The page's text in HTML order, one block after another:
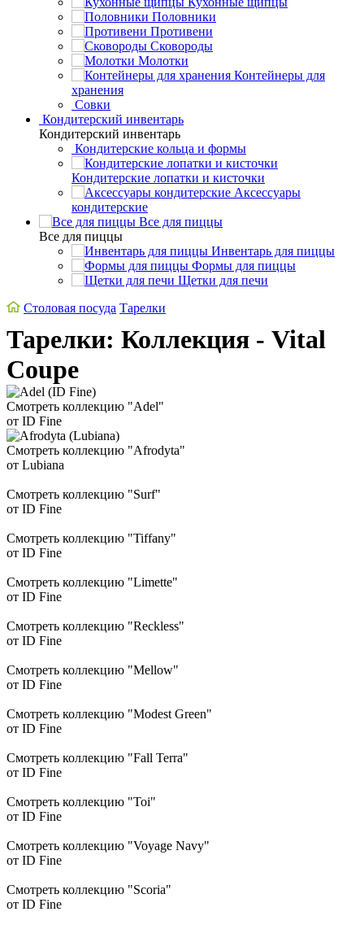
Половники
Противени
Сковороды
Молотки
Контейнеры для
хранения
Совки
Кондитерский инвентарь
Кондитерский инвентарь
Кондитерские кольца и формы
Кондитерские лопатки и кисточки
Аксессуары
кондитерские
Все для пиццы
Все для пиццы
Инвентарь для пиццы
Формы для пиццы
Щетки для печи
Столовая посуда Тарелки
Тарелки: Коллекция - Vital
Coupe
Смотреть коллекцию "Adel"
от ID Fine
Смотреть коллекцию "Afrodyta"
от Lubiana
Смотреть коллекцию "Surf"
от ID Fine
Смотреть коллекцию "Tiffany"
от ID Fine
Смотреть коллекцию "Limette"
от ID Fine
Смотреть коллекцию "Reckless"
от ID Fine
Смотреть коллекцию "Mellow"
от ID Fine
Смотреть коллекцию "Modest Green"
от ID Fine
Смотреть коллекцию "Fall Terra"
от ID Fine
Смотреть коллекцию "Toi"
от ID Fine
Смотреть коллекцию "Voyage Navy"
от ID Fine
Смотреть коллекцию "Scoria"
от ID Fine